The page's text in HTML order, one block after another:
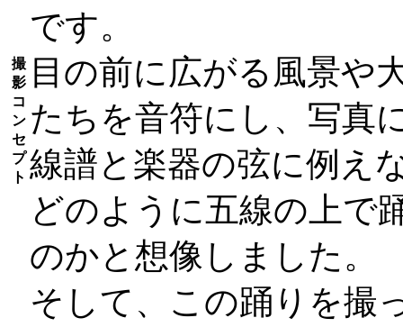
撮
影
コ
ン
セ
プ
ト
です。
目の前に広がる風景や
たちを音符にし、写真
線譜と楽器の弦に例え
どのように五線の上で
のかと想像しました。
そして、この踊りを撮